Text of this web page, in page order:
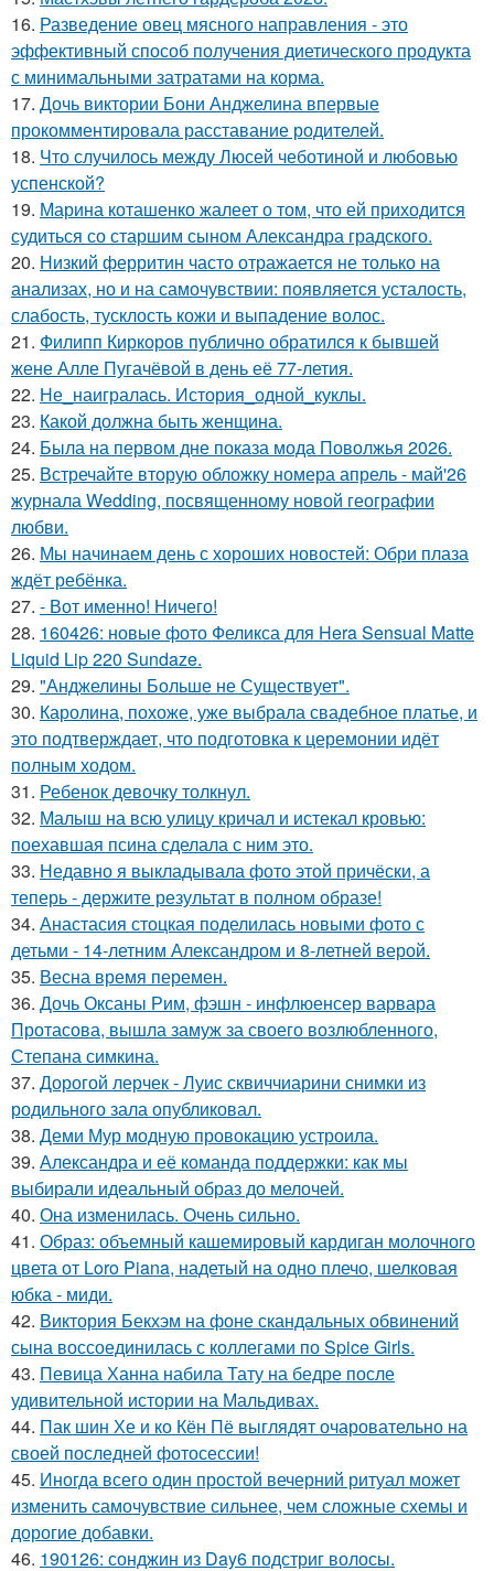
16. Разведение овец мясного направления - это
эффективный способ получения диетического продукта
с минимальными затратами на корма.
17. Дочь виктории Бони Анджелина впервые
прокомментировала расставание родителей.
18. Что случилось между Люсей чеботиной и любовью
успенской?
19. Марина коташенко жалеет о том, что ей приходится
судиться со старшим сыном Александра градского.
20. Низкий ферритин часто отражается не только на
анализах, но и на самочувствии: появляется усталость,
слабость, тусклость кожи и выпадение волос.
21. Филипп Киркоров публично обратился к бывшей
жене Алле Пугачёвой в день её 77-летия.
22. Не_наигралась. История_одной_куклы.
23. Какой должна быть женщина.
24. Была на первом дне показа мода Поволжья 2026.
25. Встречайте вторую обложку номера апрель - май'26
журнала Wedding, посвященному новой географии
любви.
26. Мы начинаем день с хороших новостей: Обри плаза
ждёт ребёнка.
27. - Вот именно! Ничего!
28. 160426: новые фото Феликса для Hera Sensual Matte
Liquid Lip 220 Sundaze.
29. "Анджелины Больше не Существует".
30. Каролина, похоже, уже выбрала свадебное платье, и
это подтверждает, что подготовка к церемонии идёт
полным ходом.
31. Ребенок девочку толкнул.
32. Малыш на всю улицу кричал и истекал кровью:
поехавшая псина сделала с ним это.
33. Недавно я выкладывала фото этой причёски, а
теперь - держите результат в полном образе!
34. Анастасия стоцкая поделилась новыми фото с
детьми - 14-летним Александром и 8-летней верой.
35. Весна время перемен.
36. Дочь Оксаны Рим, фэшн - инфлюенсер варвара
Протасова, вышла замуж за своего возлюбленного,
Степана симкина.
37. Дорогой лерчек - Луис сквиччиарини снимки из
родильного зала опубликовал.
38. Деми Мур модную провокацию устроила.
39. Александра и её команда поддержки: как мы
выбирали идеальный образ до мелочей.
40. Она изменилась. Очень сильно.
41. Образ: объемный кашемировый кардиган молочного
цвета от Loro Piana, надетый на одно плечо, шелковая
юбка - миди.
42. Виктория Бекхэм на фоне скандальных обвинений
сына воссоединилась с коллегами по Spice Girls.
43. Певица Ханна набила Тату на бедре после
удивительной истории на Мальдивах.
44. Пак шин Хе и ко Кён Пё выглядят очаровательно на
своей последней фотосессии!
45. Иногда всего один простой вечерний ритуал может
изменить самочувствие сильнее, чем сложные схемы и
дорогие добавки.
46. 190126: сонджин из Day6 подстриг волосы.